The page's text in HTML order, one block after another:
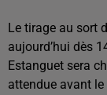
Le tirage au sort
aujourd’hui dès
Estanguet sera
attendue avant